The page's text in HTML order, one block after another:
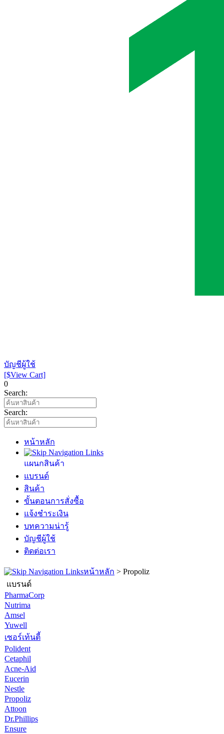
บัญชีผู้ใช้
[$View Cart]
0
Search:
Search:
หน้าหลัก
แผนกสินค้า
แบรนด์
สินค้า
ขั้นตอนการสั่งซื้อ
แจ้งชำระเงิน
บทความน่ารู้
บัญชีผู้ใช้
ติดต่อเรา
หน้าหลัก > Propoliz
แบรนด์
PharmaCorp
Nutrima
Amsel
Yuwell
เซอร์เท้นตี้
Polident
Cetaphil
Acne-Aid
Eucerin
Nestle
Propoliz
Attoon
Dr.Phillips
Ensure